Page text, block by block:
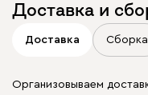
Доставка и
Доставка Сборка
Организовываем